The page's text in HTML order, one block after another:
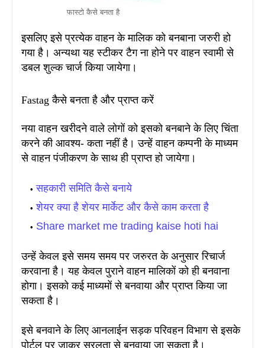
फास्टो कैसे बनता है
इसलिए इसे प्रत्येक वाहन के मालिक को बनबाना जरुरी हो
गया है। अन्यथा यह स्टीकर टैग ना होने पर वाहन स्वामी से
डबल शुल्क चार्ज किया जायेगा।
Fastag कैसे बनता है और प्राप्त करें
नया वाहन खरीदने वाले लोगों को इसको बनबाने के लिए चिंता
करने की आवश्य- कता नहीं है। उन्हें वाहन कम्पनी के माध्यम
से वाहन पंजीकरण के साथ ही प्राप्त हो जायेगा।
सहकारी समिति कैसे बनाये
शेयर क्या है शेयर मार्केट और कैसे काम करता है
Share market me trading kaise hoti hai
उन्हें केवल इसे समय समय पर जरुरत के अनुसार रिचार्ज
करवाना है। यह केवल पुराने वाहन मालिकों को ही बनवाना
होगा। इसको कई माध्यमों से बनवाया और प्राप्त किया जा
सकता है ।
इसे बनवाने के लिए आनलाईन सड़क परिवहन विभाग से इसके
पोर्टल पर जाकर सरलता से बनवाया जा सकता है ।